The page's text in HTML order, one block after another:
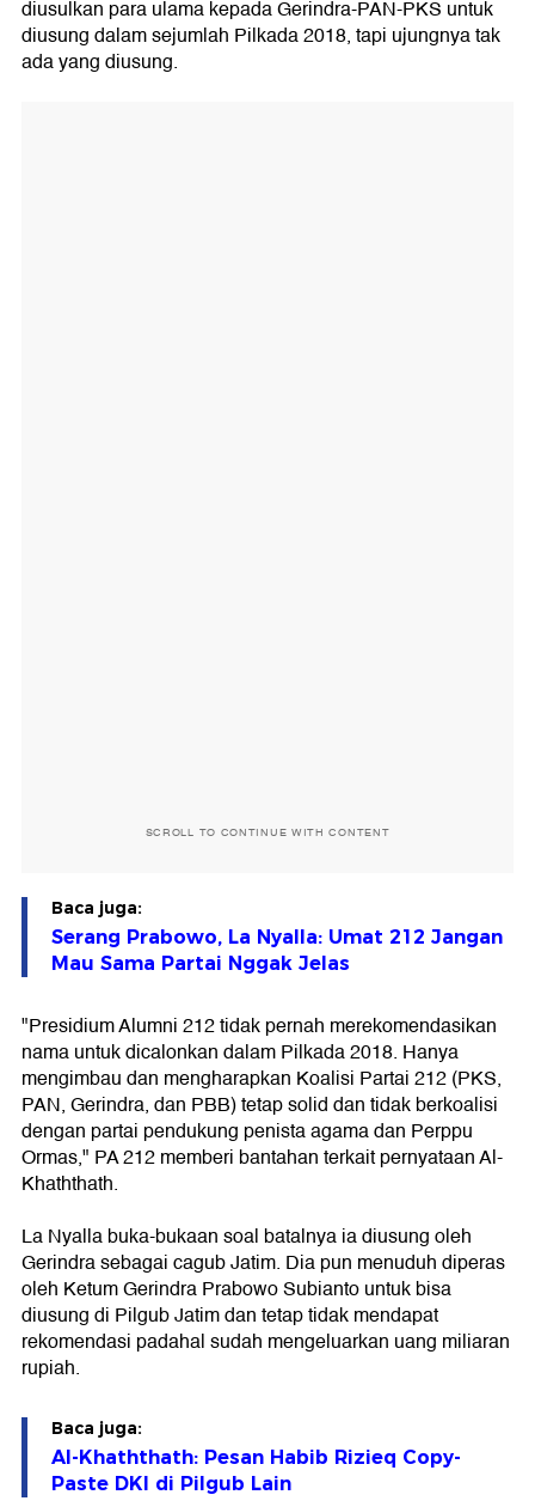
diusulkan para ulama kepada Gerindra-PAN-PKS untuk
diusung dalam sejumlah Pilkada 2018, tapi ujungnya tak
ada yang diusung.
SCROLL TO CONTINUE WITH CONTENT
Baca juga:
Serang Prabowo, La Nyalla: Umat 212 Jangan
Mau Sama Partai Nggak Jelas
"Presidium Alumni 212 tidak pernah merekomendasikan
nama untuk dicalonkan dalam Pilkada 2018. Hanya
mengimbau dan mengharapkan Koalisi Partai 212 (PKS,
PAN, Gerindra, dan PBB) tetap solid dan tidak berkoalisi
dengan partai pendukung penista agama dan Perppu
Ormas," PA 212 memberi bantahan terkait pernyataan Al-
Khaththath.
La Nyalla buka-bukaan soal batalnya ia diusung oleh
Gerindra sebagai cagub Jatim. Dia pun menuduh diperas
oleh Ketum Gerindra Prabowo Subianto untuk bisa
diusung di Pilgub Jatim dan tetap tidak mendapat
rekomendasi padahal sudah mengeluarkan uang miliaran
rupiah.
Baca juga:
Al-Khaththath: Pesan Habib Rizieq Copy-
Paste DKI di Pilgub Lain